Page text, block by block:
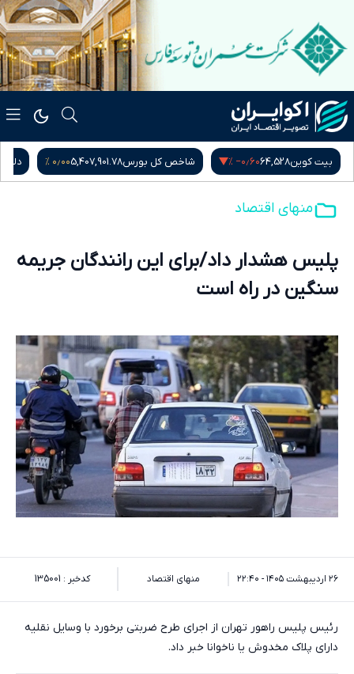
بیت کوین64,528‎−۰٫۶۰ % شاخص کل بورس5,407,901.78۰٫۰۰ % دلار
منهای اقتصاد
پلیس هشدار داد/برای این رانندگان جریمه
سنگین در راه است
۲۶ اردیبهشت ۱۴۰۵ - ۲۲:۴۰ منهای اقتصاد کدخبر : 135001
رئیس پلیس راهور تهران از اجرای طرح ضربتی برخورد با وسایل نقلیه
دارای پلاک مخدوش یا ناخوانا خبر داد.